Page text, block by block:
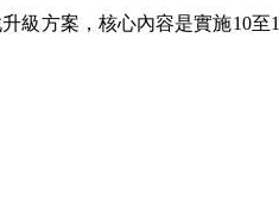
方案，核心內容是實施10至